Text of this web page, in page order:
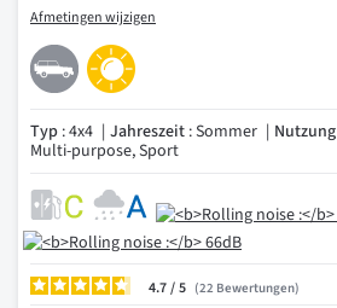
Afmetingen wijzigen
Typ : 4x4 Jahreszeit : Sommer Nutzung
Multi-purpose, Sport
4.7/ 22 Bewertungen